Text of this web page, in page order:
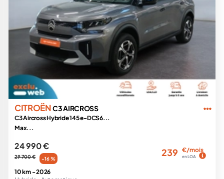
CITROËNC3 AIRCROSS
C3 Aircross Hybride 145 e-DCS6...
Max...
24 990 €
29 700 € -16 %
239 €/mois
en LOA
10 km -2026